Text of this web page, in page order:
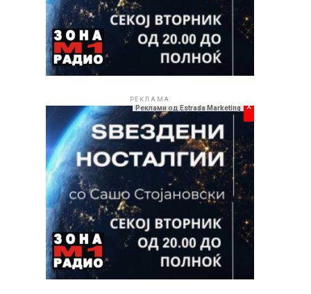
РЕКЛАМА
Реклами од Estrada Marketing x